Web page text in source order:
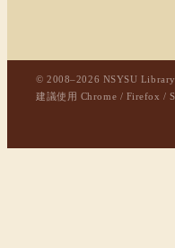
© 2008–2026 NSYSU
建議使用 Chrome / Firefox /